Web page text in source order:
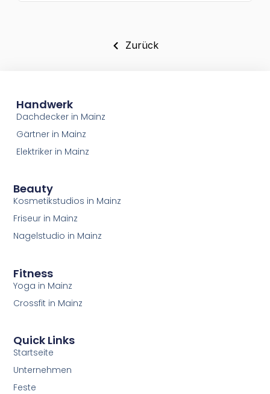
Zurück
Handwerk
Dachdecker in Mainz
Gärtner in Mainz
Elektriker in Mainz
Beauty
Kosmetikstudios in Mainz
Friseur in Mainz
Nagelstudio in Mainz
Fitness
Yoga in Mainz
Crossfit in Mainz
Quick Links
Startseite
Unternehmen
Feste